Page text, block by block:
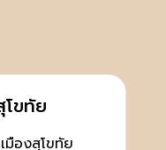
ขทัย
มืองสุโขทัย